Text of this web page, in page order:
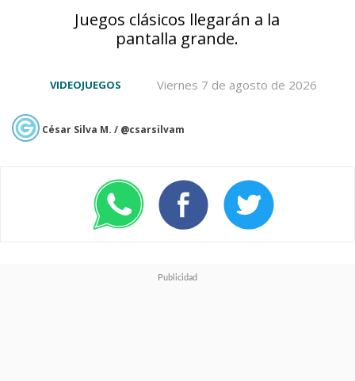
Juegos clásicos llegarán a la
pantalla grande.
Viernes 7 de agosto de 2026
VIDEOJUEGOS
César Silva M. / @csarsilvam